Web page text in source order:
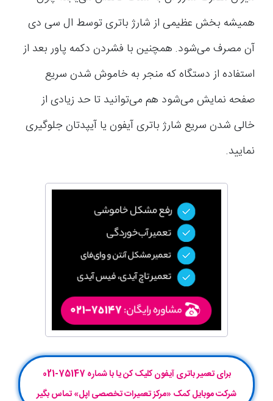
همیشه بخش عظیمی از شارژ باتری توسط ال سی دی
آن مصرف می‌شود. همچنین با فشردن دکمه پاور بعد از
استفاده از دستگاه که منجر به خاموش شدن سریع
صفحه نمایش می‌شود هم می‌توانید تا حد زیادی از
خالی شدن سریع شارژ باتری آیفون یا آیپدتان جلوگیری
نمایید.
برای تعمیر باتری آیفون کلیک کن یا با شماره 75147-021
شرکت موبایل‌ کمک «مرکز تعمیرات تخصصی اپل» تماس بگیر